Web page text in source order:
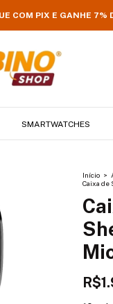
COM PIX E GANHE 7%
SMARTWATCHES
Início >
Caixa de